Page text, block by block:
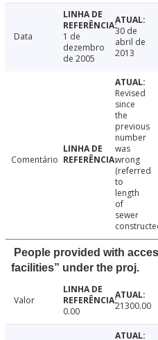
Data
1 de
dezembro
de 2005
30 de
abril de
2013
Comentário
Revised
since
the
previous
number
was
wrong
(referred
to
length
of
sewer
People provided with
facilities” under the proj.
Valor
0.00
21300.00